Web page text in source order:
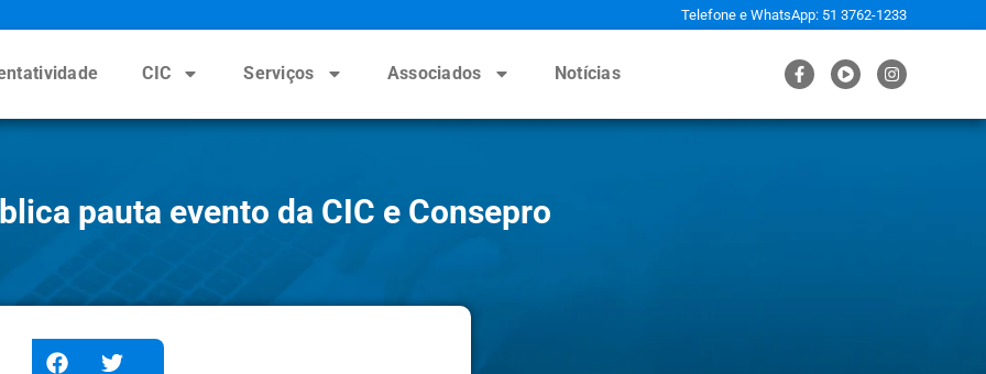
Telefone e WhatsApp: 51 3762-1233
CIC Serviços Associados Notícias
pauta evento da CIC e Consepro